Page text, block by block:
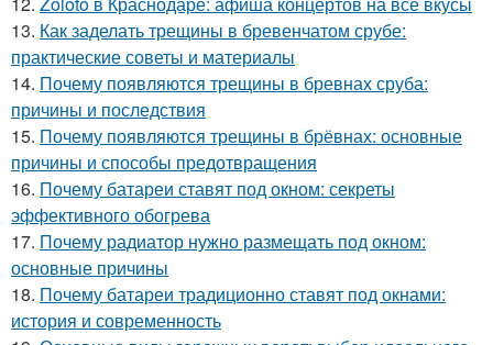
13. Как заделать трещины в бревенчатом срубе:
практические советы и материалы
14. Почему появляются трещины в бревнах сруба:
причины и последствия
15. Почему появляются трещины в брёвнах: основные
причины и способы предотвращения
16. Почему батареи ставят под окном: секреты
эффективного обогрева
17. Почему радиатор нужно размещать под окном:
основные причины
18. Почему батареи традиционно ставят под окнами:
история и современность